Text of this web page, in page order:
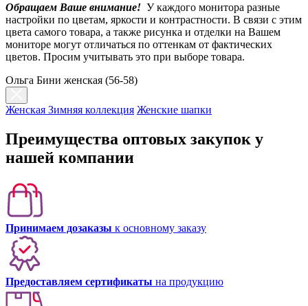
Обращаем Ваше внимание! У каждого монитора разные
настройки по цветам, яркости и контрастности. В связи с этим
цвета самого товара, а также рисунка и отделки на Вашем
мониторе могут отличаться по оттенкам от фактических
цветов. Просим учитывать это при выборе товара.
Ольга Бини женская (56-58)
Женская Зимняя коллекция Женские шапки
Преимущества оптовых закупок у
нашей компании
Принимаем дозаказы к основному заказу
Предоставляем сертификаты на продукцию